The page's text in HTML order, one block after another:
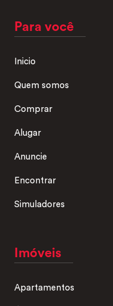
Para você
Inicio
Quem somos
Comprar
Alugar
Anuncie
Encontrar
Simuladores
Imóveis
Apartamentos